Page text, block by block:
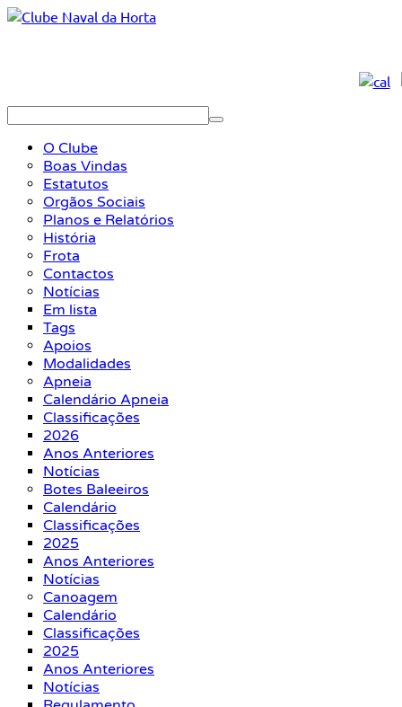
O Clube
Boas Vindas
Estatutos
Orgãos Sociais
Planos e Relatórios
História
Frota
Contactos
Notícias
Em lista
Tags
Apoios
Modalidades
Apneia
Calendário Apneia
Classificações
2026
Anos Anteriores
Notícias
Botes Baleeiros
Calendário
Classificações
2025
Anos Anteriores
Notícias
Canoagem
Calendário
Classificações
2025
Anos Anteriores
Notícias